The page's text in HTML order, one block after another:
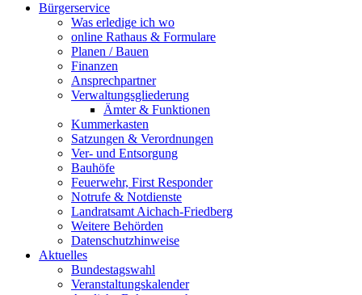
Bürgerservice
Was erledige ich wo
online Rathaus & Formulare
Planen / Bauen
Finanzen
Ansprechpartner
Verwaltungsgliederung
Ämter & Funktionen
Kummerkasten
Satzungen & Verordnungen
Ver- und Entsorgung
Bauhöfe
Feuerwehr, First Responder
Notrufe & Notdienste
Landratsamt Aichach-Friedberg
Weitere Behörden
Datenschutzhinweise
Aktuelles
Bundestagswahl
Veranstaltungskalender